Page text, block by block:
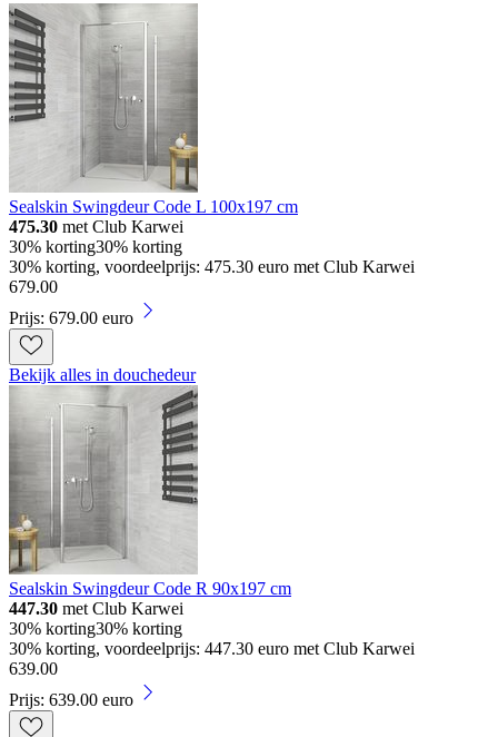
Sealskin Swingdeur Code L 100x197 cm
475.30 met Club Karwei
30% korting30% korting
30% korting, voordeelprijs: 475.30 euro met Club Karwei
679.00
Prijs: 679.00 euro
Bekijk alles in douchedeur
Sealskin Swingdeur Code R 90x197 cm
447.30 met Club Karwei
30% korting30% korting
30% korting, voordeelprijs: 447.30 euro met Club Karwei
639.00
Prijs: 639.00 euro